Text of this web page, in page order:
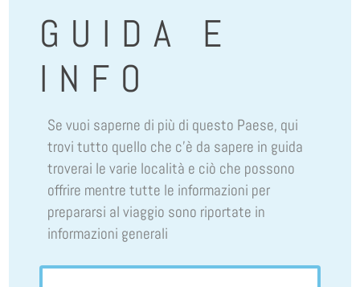
GUIDA E
INFO
Se vuoi saperne di più di questo Paese, qui
trovi tutto quello che c’è da sapere in guida
troverai le varie località e ciò che possono
offrire mentre tutte le informazioni per
prepararsi al viaggio sono riportate in
informazioni generali